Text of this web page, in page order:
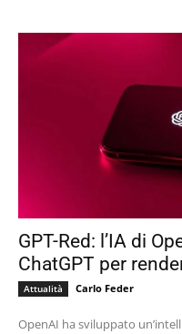
GPT-Red: l’IA di
ChatGPT per
Attualità Carlo Feder
OpenAI ha sviluppato